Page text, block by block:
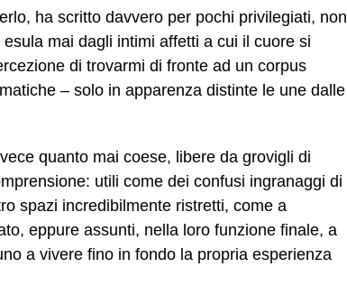
ha scritto davvero per pochi privilegiati, non
mai dagli intimi affetti a cui il cuore si
di trovarmi di fronte ad un corpus
– solo in apparenza distinte le une dalle
quanto mai coese, libere da grovigli di
utili come dei confusi ingranaggi di
spazi incredibilmente ristretti, come a
eppure assunti, nella loro funzione finale, a
a vivere fino in fondo la propria esperienza